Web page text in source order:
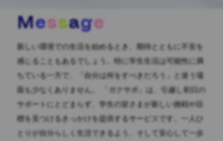
Message
新しい環境での生活を始めるとき、期待とともに不安を
感じることもあるでしょう。特に学生生活は可能性に満
ちている一方で、「自分は何をすべきだろう」と迷う場
面も少なくありません。 「ガクサポ」は、引越し初日の
サポートにとどまらず、学生の皆さまが新しい挑戦や目
標を見つけるきっかけを提供するサービスです。一人ひ
とりが自分らしく生活できるよう、そして安心して一歩